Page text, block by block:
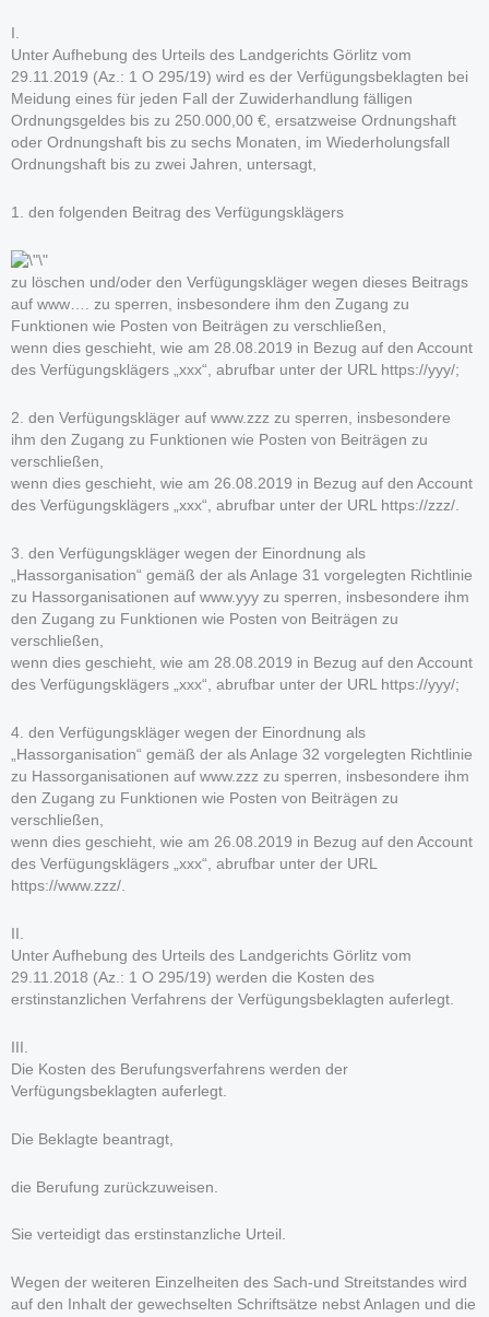
I.
Unter Aufhebung des Urteils des Landgerichts Görlitz vom
29.11.2019 (Az.: 1 O 295/19) wird es der Verfügungsbeklagten bei
Meidung eines für jeden Fall der Zuwiderhandlung fälligen
Ordnungsgeldes bis zu 250.000,00 €, ersatzweise Ordnungshaft
oder Ordnungshaft bis zu sechs Monaten, im Wiederholungsfall
Ordnungshaft bis zu zwei Jahren, untersagt,
1. den folgenden Beitrag des Verfügungsklägers
zu löschen und/oder den Verfügungskläger wegen dieses Beitrags
auf www…. zu sperren, insbesondere ihm den Zugang zu
Funktionen wie Posten von Beiträgen zu verschließen,
wenn dies geschieht, wie am 28.08.2019 in Bezug auf den Account
des Verfügungsklägers „xxx“, abrufbar unter der URL https://yyy/;
2. den Verfügungskläger auf www.zzz zu sperren, insbesondere
ihm den Zugang zu Funktionen wie Posten von Beiträgen zu
verschließen,
wenn dies geschieht, wie am 26.08.2019 in Bezug auf den Account
des Verfügungsklägers „xxx“, abrufbar unter der URL https://zzz/.
3. den Verfügungskläger wegen der Einordnung als
„Hassorganisation“ gemäß der als Anlage 31 vorgelegten Richtlinie
zu Hassorganisationen auf www.yyy zu sperren, insbesondere ihm
den Zugang zu Funktionen wie Posten von Beiträgen zu
verschließen,
wenn dies geschieht, wie am 28.08.2019 in Bezug auf den Account
des Verfügungsklägers „xxx“, abrufbar unter der URL https://yyy/;
4. den Verfügungskläger wegen der Einordnung als
„Hassorganisation“ gemäß der als Anlage 32 vorgelegten Richtlinie
zu Hassorganisationen auf www.zzz zu sperren, insbesondere ihm
den Zugang zu Funktionen wie Posten von Beiträgen zu
verschließen,
wenn dies geschieht, wie am 26.08.2019 in Bezug auf den Account
des Verfügungsklägers „xxx“, abrufbar unter der URL
https://www.zzz/.
II.
Unter Aufhebung des Urteils des Landgerichts Görlitz vom
29.11.2018 (Az.: 1 O 295/19) werden die Kosten des
erstinstanzlichen Verfahrens der Verfügungsbeklagten auferlegt.
III.
Die Kosten des Berufungsverfahrens werden der
Verfügungsbeklagten auferlegt.
Die Beklagte beantragt,
die Berufung zurückzuweisen.
Sie verteidigt das erstinstanzliche Urteil.
Wegen der weiteren Einzelheiten des Sach-und Streitstandes wird
auf den Inhalt der gewechselten Schriftsätze nebst Anlagen und die